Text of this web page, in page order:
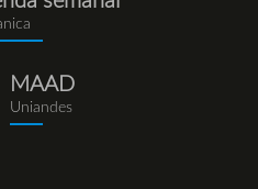
MAAD
Uniandes